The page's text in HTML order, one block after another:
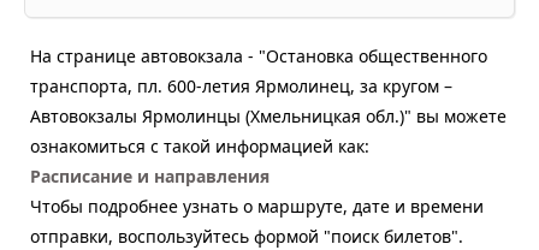
На странице автовокзала - "Остановка общественного
транспорта, пл. 600-летия Ярмолинец, за кругом –
Автовокзалы Ярмолинцы (Хмельницкая обл.)" вы можете
ознакомиться с такой информацией как:
Расписание и направления
Чтобы подробнее узнать о маршруте, дате и времени
отправки, воспользуйтесь формой "поиск билетов".